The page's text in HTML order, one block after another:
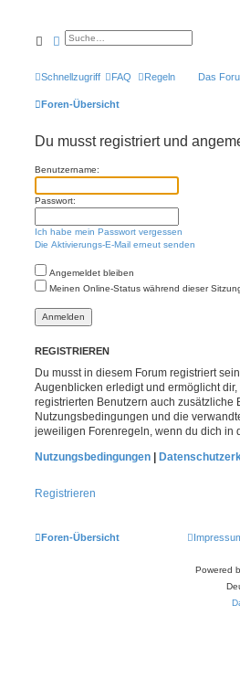
SucheErweiterte Suche
Schnellzugriff FAQ Regeln Das
Foren-Übersicht
Du musst registriert und
Benutzername:
Passwort:
Ich habe mein Passwort vergessen
Die Aktivierungs-E-Mail erneut senden
Angemeldet bleiben
Meinen Online-Status während dieser
REGISTRIEREN
Du musst in diesem Forum registriert
Augenblicken erledigt und ermöglicht
registrierten Benutzern auch
Nutzungsbedingungen und die
jeweiligen Forenregeln, wenn du dich in
Nutzungsbedingungen |
Registrieren
Foren-Übersicht
Powered